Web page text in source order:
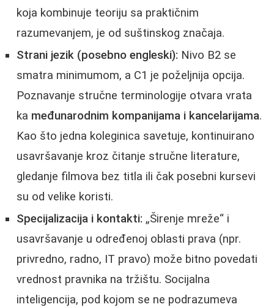
koja kombinuje teoriju sa praktičnim
razumevanjem, je od suštinskog značaja.
Strani jezik (posebno engleski): Nivo B2 se
smatra minimumom, a C1 je poželjnija opcija.
Poznavanje stručne terminologije otvara vrata
ka međunarodnim kompanijama i kancelarijama.
Kao što jedna koleginica savetuje, kontinuirano
usavršavanje kroz čitanje stručne literature,
gledanje filmova bez titla ili čak posebni kursevi
su od velike koristi.
Specijalizacija i kontakti: „Širenje mreže“ i
usavršavanje u određenoj oblasti prava (npr.
privredno, radno, IT pravo) može bitno povedati
vrednost pravnika na tržištu. Socijalna
inteligencija, pod kojom se ne podrazumeva